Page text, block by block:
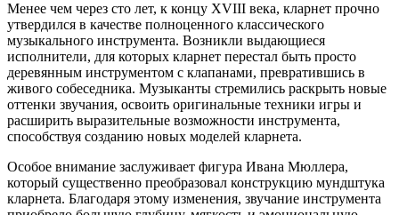
Менее чем через сто лет, к концу XVIII века, кларнет прочно
утвердился в качестве полноценного классического
музыкального инструмента. Возникли выдающиеся
исполнители, для которых кларнет перестал быть просто
деревянным инструментом с клапанами, превратившись в
живого собеседника. Музыканты стремились раскрыть новые
оттенки звучания, освоить оригинальные техники игры и
расширить выразительные возможности инструмента,
способствуя созданию новых моделей кларнета.
Особое внимание заслуживает фигура Ивана Мюллера,
который существенно преобразовал конструкцию мундштука
кларнета. Благодаря этому изменения, звучание инструмента